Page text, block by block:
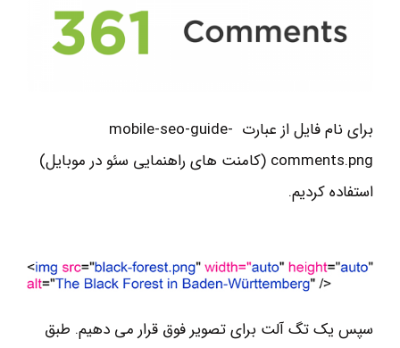
برای نام فایل از عبارت mobile-seo-guide-
comments.png (کامنت های راهنمایی سئو در موبایل)
استفاده کردیم.
سپس یک تگ آلت برای تصویر فوق قرار می دهیم. طبق